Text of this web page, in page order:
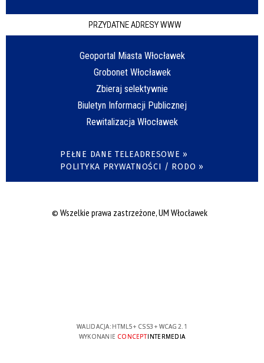
PRZYDATNE ADRESY WWW
Geoportal Miasta Włocławek
Grobonet Włocławek
Zbieraj selektywnie
Biuletyn Informacji Publicznej
Rewitalizacja Włocławek
PEŁNE DANE TELEADRESOWE »
POLITYKA PRYWATNOŚCI / RODO »
© Wszelkie prawa zastrzeżone, UM Włocławek
WALIDACJA: HTML5+ CSS3 + WCAG 2.1
WYKONANIE CONCEPTINTERMEDIA